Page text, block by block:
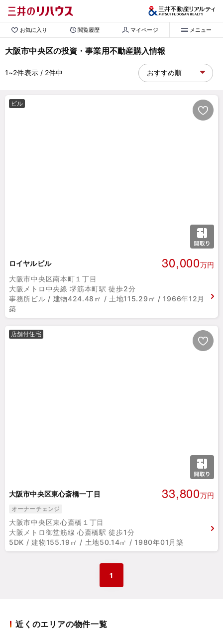
お気に入り 閲覧履歴 マイページ メニュー
大阪市中央区の投資・事業用不動産購入情報
1~2件表示/ 2件中
ビル
ロイヤルビル 30,000万円
大阪市中央区南本町１丁目
大阪メトロ中央線 堺筋本町駅 徒歩2分
事務所ビル / 建物424.48㎡ / 土地115.29㎡ / 1966年12月
築
店舗付住宅
大阪市中央区東心斎橋一丁目 33,800万円
オーナーチェンジ
大阪市中央区東心斎橋１丁目
大阪メトロ御堂筋線 心斎橋駅 徒歩1分
5DK / 建物155.19㎡ / 土地50.14㎡ / 1980年01月築
1
近くのエリアの物件一覧